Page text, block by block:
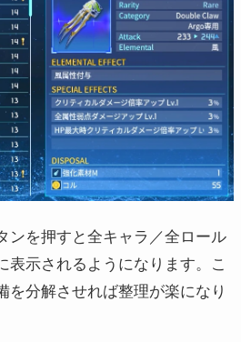
ンを押すと全キャラ／全ロール
表示されるようになります。こ
を分解させれば整理が楽になり